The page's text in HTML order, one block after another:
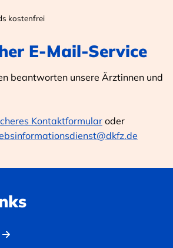
kostenfrei
E-Mail-Service
beantworten unsere Ärztinnen und
Kontaktformular oder